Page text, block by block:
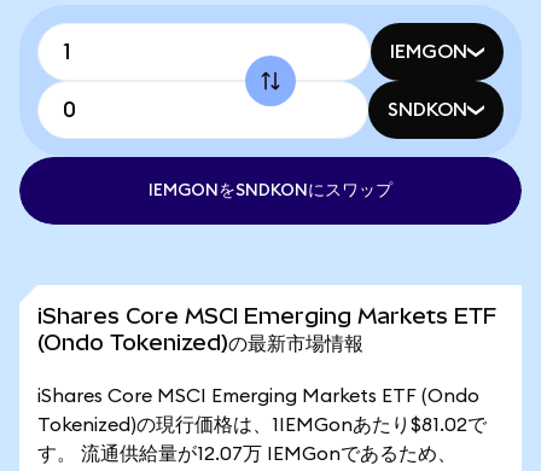
IEMGON
SNDKON
IEMGONをSNDKONにスワップ
iShares Core MSCI Emerging Markets ETF
(Ondo Tokenized)の最新市場情報
iShares Core MSCI Emerging Markets ETF (Ondo
Tokenized)の現行価格は、1IEMGonあたり$81.02で
す。 流通供給量が12.07万 IEMGonであるため、